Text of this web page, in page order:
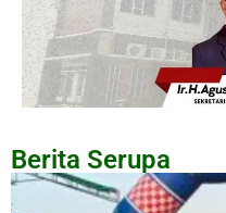
Berita Serupa